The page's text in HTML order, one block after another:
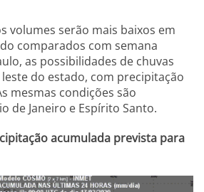
volumes serão mais baixos em
comparados com semana
as possibilidades de chuvas
do estado, com precipitação
mesmas condições são
de Janeiro e Espírito Santo.
acumulada prevista para